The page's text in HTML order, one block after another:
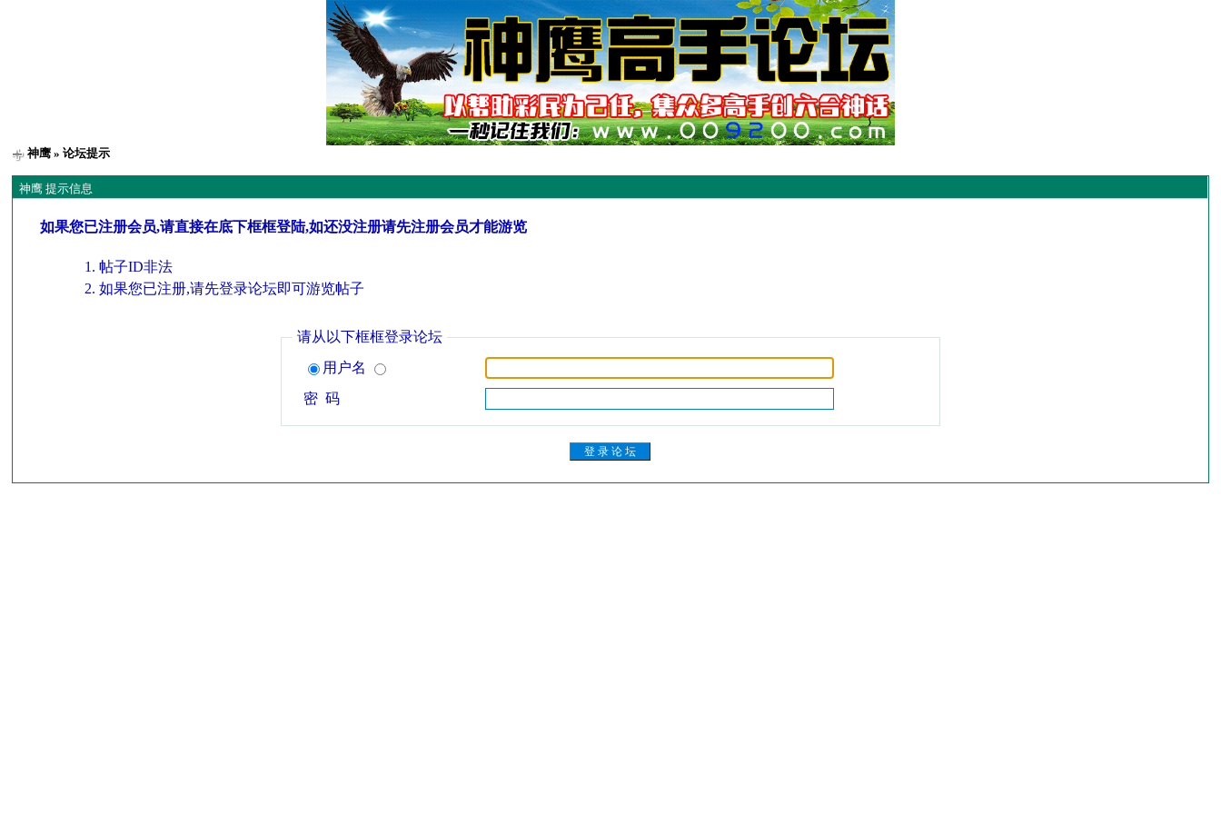
神鹰 » 论坛提示
神鹰 提示信息
如果您已注册会员,请直接在底下框框登陆,如还没注册请先注册会员才能游览
帖子ID非法
如果您已注册,请先登录论坛即可游览帖子
请从以下框框登录论坛
用户名
密 码